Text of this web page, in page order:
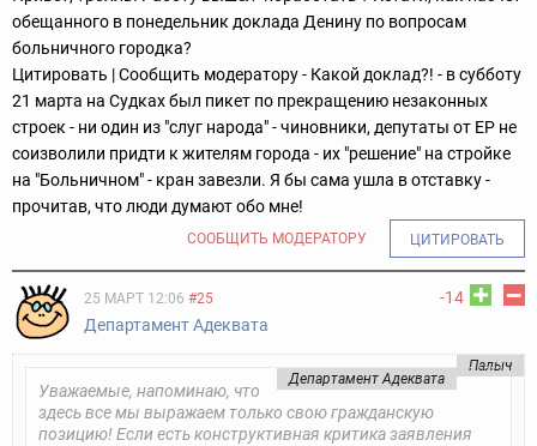
обещанного в понедельник доклада Денину по вопросам
больничного городка?
Цитировать | Сообщить модератору - Какой доклад?! - в субботу
21 марта на Судках был пикет по прекращению незаконных
строек - ни один из "слуг народа" - чиновники, депутаты от ЕР не
соизволили придти к жителям города - их "решение" на стройке
на "Больничном" - кран завезли. Я бы сама ушла в отставку -
прочитав, что люди думают обо мне!
СООБЩИТЬ МОДЕРАТОРУ ЦИТИРОВАТЬ
-14
25 МАРТ 12:06 #25
Департамент Адеквата
Палыч
Департамент Адеквата
Уважаемые, напоминаю, что
здесь все мы выражаем только свою гражданскую
позицию! Если есть конструктивная критика заявления